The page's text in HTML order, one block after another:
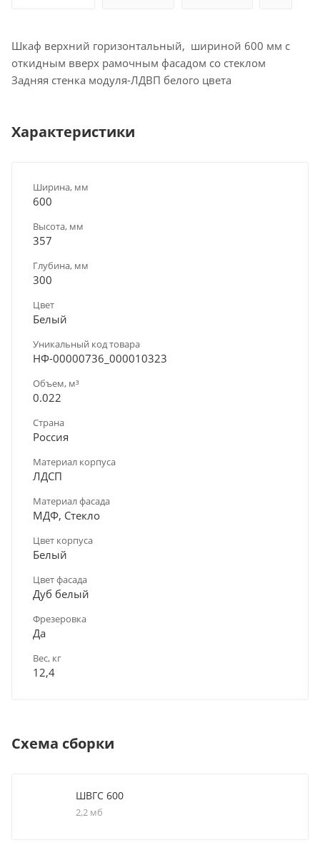
Шкаф верхний горизонтальный, шириной 600 мм с
откидным вверх рамочным фасадом со стеклом
Задняя стенка модуля-ЛДВП белого цвета
Характеристики
Ширина, мм
600
Высота, мм
357
Глубина, мм
300
Цвет
Белый
Уникальный код товара
НФ-00000736_000010323
Объем, м³
0.022
Страна
Россия
Материал корпуса
ЛДСП
Материал фасада
МДФ, Стекло
Цвет корпуса
Белый
Цвет фасада
Дуб белый
Фрезеровка
Да
Вес, кг
12,4
Схема сборки
ШВГС 600
2,2 мб